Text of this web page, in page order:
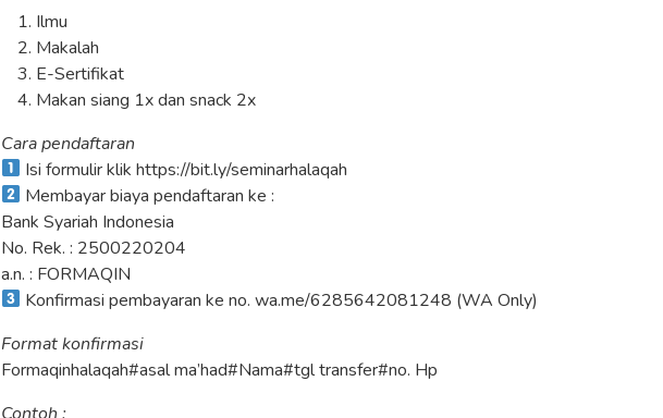
Ilmu
Makalah
E-Sertifikat
Makan siang 1x dan snack 2x
Cara pendaftaran
Isi formulir klik https://bit.ly/seminarhalaqah
Membayar biaya pendaftaran ke :
Bank Syariah Indonesia
No. Rek. : 2500220204
a.n. : FORMAQIN
Konfirmasi pembayaran ke no. wa.me/6285642081248 (WA Only)
Format konfirmasi
Formaqinhalaqah#asal ma’had#Nama#tgl transfer#no. Hp
Contoh :